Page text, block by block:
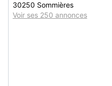
30250 Sommières
Voir ses 250 annonces